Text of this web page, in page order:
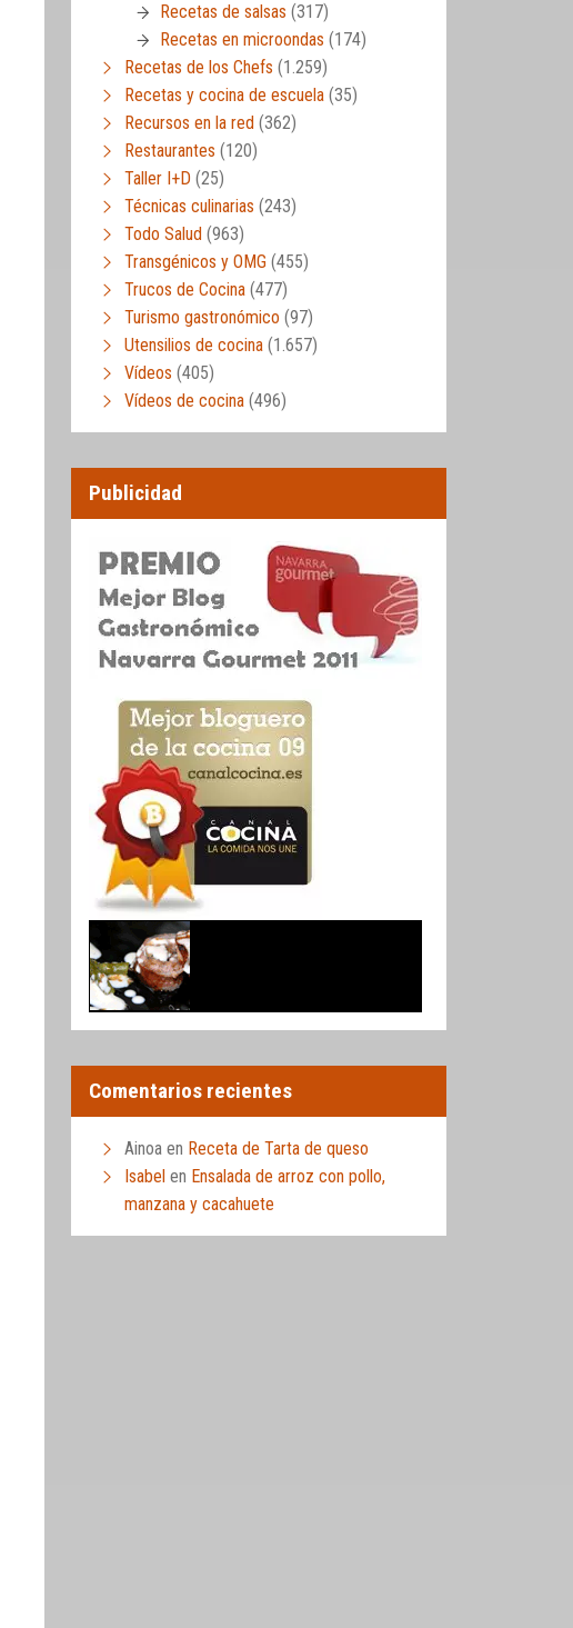
Recetas de salsas (317)
Recetas en microondas (174)
Recetas de los Chefs (1.259)
Recetas y cocina de escuela (35)
Recursos en la red (362)
Restaurantes (120)
Taller I+D (25)
Técnicas culinarias (243)
Todo Salud (963)
Transgénicos y OMG (455)
Trucos de Cocina (477)
Turismo gastronómico (97)
Utensilios de cocina (1.657)
Vídeos (405)
Vídeos de cocina (496)
Publicidad
Comentarios recientes
Ainoa en Receta de Tarta de queso
Isabel en Ensalada de arroz con pollo,
manzana y cacahuete